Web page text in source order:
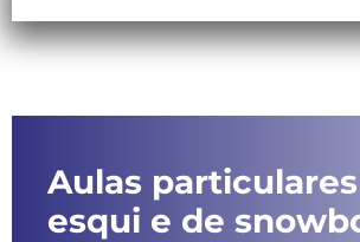
Aulas
esqui e de